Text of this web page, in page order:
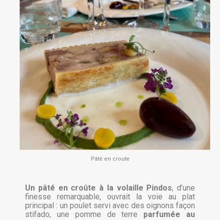
Pâté en croute
Un pâté en croûte à la volaille Pindos, d’une
finesse remarquable, ouvrait la voie au plat
principal : un poulet servi avec des oignons façon
stifado, une pomme de terre parfumée au